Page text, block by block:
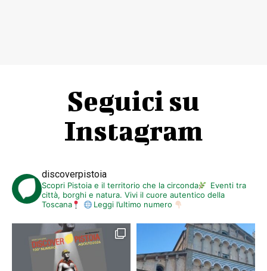
Seguici su
Instagram
discoverpistoia
Scopri Pistoia e il territorio che la circonda
Eventi tra
città, borghi e natura. Vivi il cuore autentico della
Toscana
Leggi l’ultimo numero